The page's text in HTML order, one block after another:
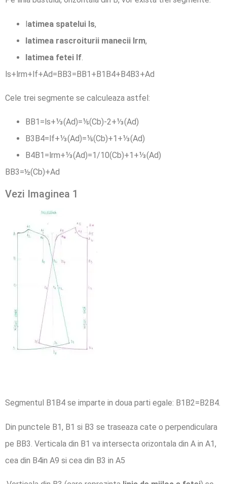
latimea spatelui ls,
latimea rascroiturii manecii lrm,
latimea fetei lf
ls+lrm+lf+Ad=BB3=BB1+B1B4+B4B3+Ad
Cele trei segmente se calculeaza astfel:
BB1=ls+⅓(Ad)=⅕(Cb)-2+⅓(Ad)
B3B4=lf+⅓(Ad)=⅕(Cb)+1+⅓(Ad)
B4B1=lrm+⅓(Ad)=1/10(Cb)+1+⅓(Ad)
BB3=½(Cb)+Ad
Vezi Imaginea 1
Segmentul B1B4 se imparte in doua parti egale: B1B2=B2B4.
Din punctele B1, B1 si B3 se traseaza cate o perpendiculara
pe BB3. Verticala din B1 va intersecta orizontala din A in A1,
cea din B4in A9 si cea din B3 in A5